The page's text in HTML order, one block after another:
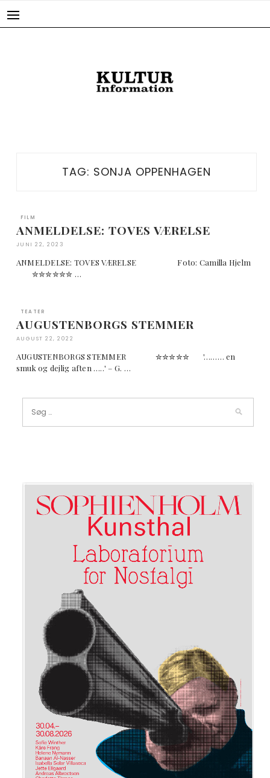
TAG: SONJA OPPENHAGEN
FILM
ANMELDELSE: TOVES VÆRELSE
JUNI 22, 2023
ANMELDELSE: TOVES VÆRELSE Foto: Camilla Hjelm
✮✮✮✮✮✮ …
TEATER
AUGUSTENBORGS STEMMER
AUGUST 22, 2022
AUGUSTENBORGS STEMMER ✮✮✮✮✮ '……… en
smuk og dejlig aften …..' – G. …